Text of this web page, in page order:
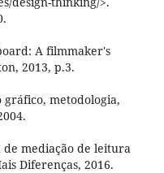
A filmmaker's
2013, p.3.
metodologia,
de mediação de leitura
Diferenças, 2016.